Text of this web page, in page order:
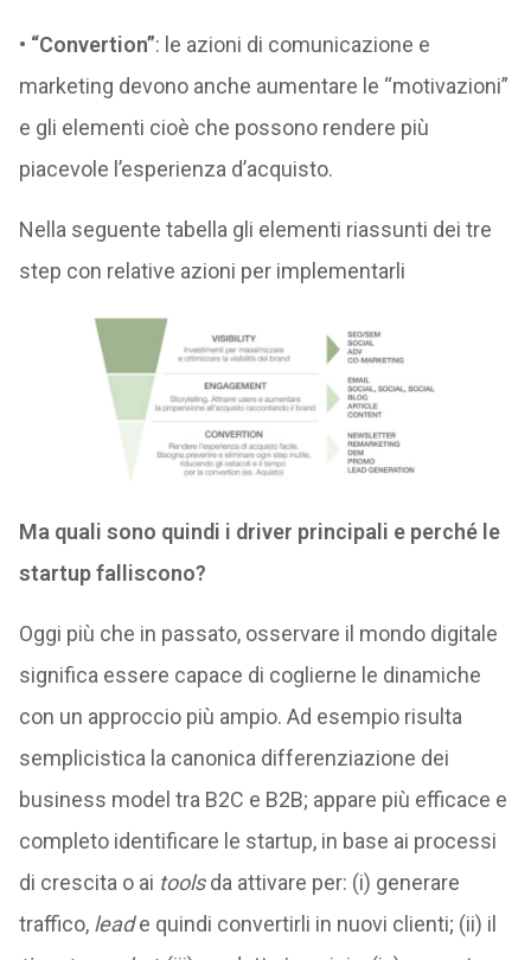
• “Convertion”: le azioni di comunicazione e
marketing devono anche aumentare le “motivazioni”
e gli elementi cioè che possono rendere più
piacevole l’esperienza d’acquisto.
Nella seguente tabella gli elementi riassunti dei tre
step con relative azioni per implementarli
Ma quali sono quindi i driver principali e perché le
startup falliscono?
Oggi più che in passato, osservare il mondo digitale
significa essere capace di coglierne le dinamiche
con un approccio più ampio. Ad esempio risulta
semplicistica la canonica differenziazione dei
business model tra B2C e B2B; appare più efficace e
completo identificare le startup, in base ai processi
di crescita o ai toolsda attivare per: (i) generare
traffico, leade quindi convertirli in nuovi clienti; (ii) il